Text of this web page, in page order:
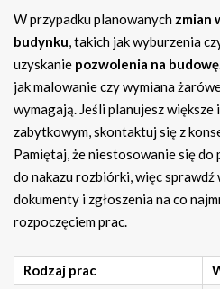
W przypadku planowanych zmian
budynku , takich jak wyburzenia
uzyskanie pozwolenia na budowę
jak malowanie czy wymiana
wymagają. Jeśli planujesz
zabytkowym, skontaktuj się z
Pamiętaj, że niestosowanie się do
do nakazu rozbiórki, więc
dokumenty i zgłoszenia na co
rozpoczęciem prac.
Rodzaj prac